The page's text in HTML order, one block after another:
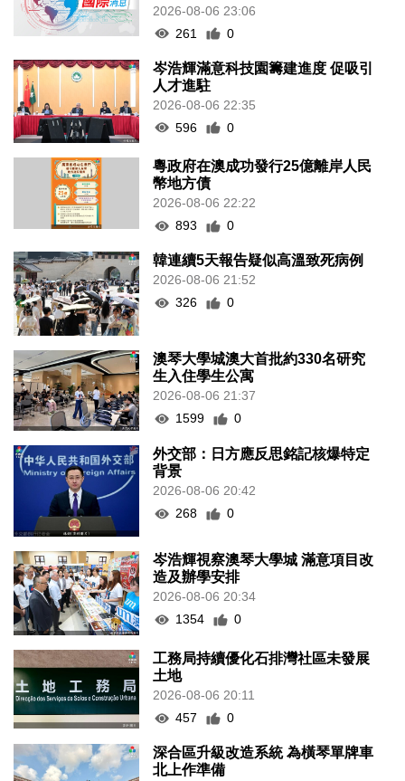
2026-08-06 23:06
261
0
岑浩輝滿意科技園籌建進度 促吸引
人才進駐
2026-08-06 22:35
596
0
粵政府在澳成功發行25億離岸人民
幣地方債
2026-08-06 22:22
893
0
韓連續5天報告疑似高溫致死病例
2026-08-06 21:52
326
0
澳琴大學城澳大首批約330名研究
生入住學生公寓
2026-08-06 21:37
1599
0
外交部：日方應反思銘記核爆特定
背景
2026-08-06 20:42
268
0
岑浩輝視察澳琴大學城 滿意項目改
造及辦學安排
2026-08-06 20:34
1354
0
工務局持續優化石排灣社區未發展
土地
2026-08-06 20:11
457
0
深合區升級改造系統 為橫琴單牌車
北上作準備